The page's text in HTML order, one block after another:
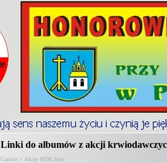
Linki do albumów z akcji
Galerie > Akcje HDK foto